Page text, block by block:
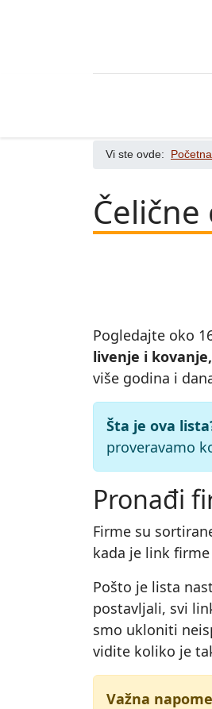
Vi ste ovde: Početna
Pogledajte oko
livenje i
više godina i
Šta je ova
proveravamo
Pronađi
Firme su
kada je link
Pošto je lista
postavljali, svi
smo ukloniti
vidite koliko je
Važna